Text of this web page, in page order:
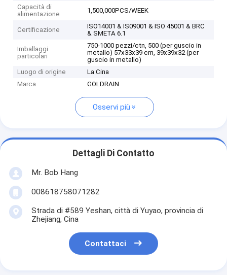
Capacità di
alimentazione
1,500,000PCS/WEEK
Certificazione
ISO14001 & IS09001 & ISO 45001 & BRC
& SMETA 6.1
Imballaggi
particolari
750-1000 pezzi/ctn, 500 (per guscio in
metallo) 57x33x39 cm, 39x39x32 (per
guscio in metallo)
Luogo di origine
La Cina
Marca
GOLDRAIN
Osservi più
Dettagli Di Contatto
Mr. Bob Hang
008618758071282
Strada di #589 Yeshan, città di Yuyao, provincia di
Zhejiang, Cina
Contattaci